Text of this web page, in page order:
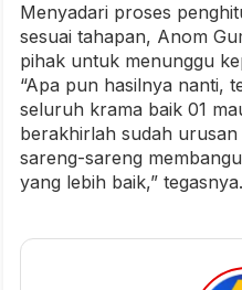
Menyadari proses
sesuai tahapan, Anom
pihak untuk menunggu
“Apa pun hasilnya nanti,
seluruh krama baik 01
berakhirlah sudah urusan
sareng-sareng
yang lebih baik,” tegasnya.